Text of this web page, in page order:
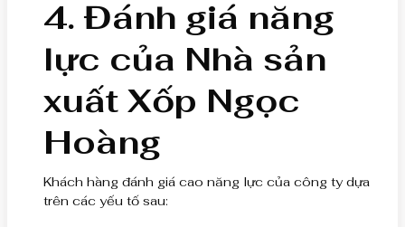
4. Đánh giá năng
lực của Nhà sản
xuất Xốp Ngọc
Hoàng
Khách hàng đánh giá cao năng lực của công ty dựa
trên các yếu tố sau: